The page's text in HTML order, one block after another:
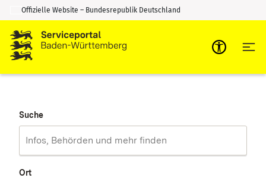
Zum Inhalt springen
Zur Suche springen
Offizielle Website – Bundesrepublik Deutschland
Suche
Ort